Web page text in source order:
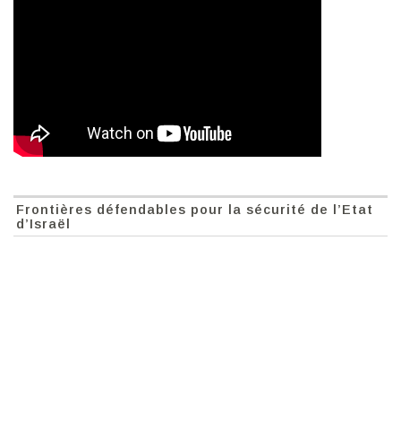
Frontières défendables pour la sécurité de l’Etat
d’Israël